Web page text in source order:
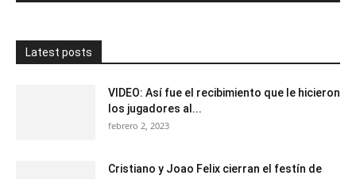
Latest posts
VIDEO: Así fue el recibimiento que le hicieron
los jugadores al...
febrero 2, 2023
Cristiano y Joao Felix cierran el festín de